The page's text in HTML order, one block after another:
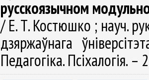
русскоязычном
/ Е. Т. Костюшко ; науч.
дзяржаўнага
Педагогіка. Псіхалогія.